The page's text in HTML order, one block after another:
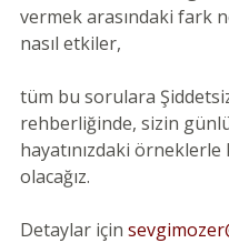
vermek arasındaki fark
nasıl etkiler,
tüm bu sorulara
rehberliğinde, sizin
hayatınızdaki örneklerle
olacağız.
Detaylar için